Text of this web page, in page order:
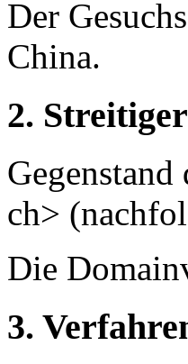
Der
China.
2.
ch>
Die
3.